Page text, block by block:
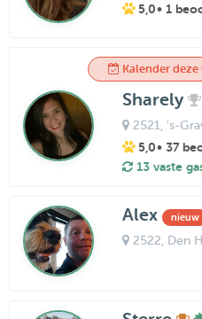
5,0• 1
Kalender
Sharely
2521 , 's-
5,0• 37
13 vaste
Alex nieuw
2522 , Den